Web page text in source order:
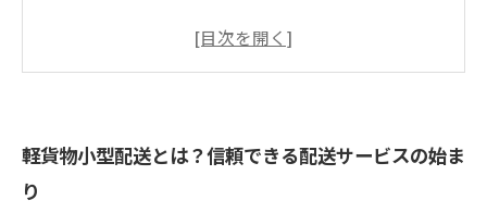
信頼される配送会社の特徴とは？配送の正確さ
が築く信頼
軽貨物小型配送とは？信頼できる配送サービスの始ま
り